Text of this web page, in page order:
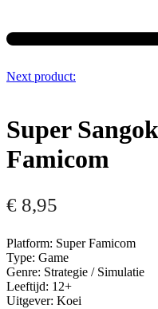
Next product:
Super
Famicom
€ 8,95
Platform: Super Famicom
Type: Game
Genre: Strategie / Simulatie
Leeftijd: 12+
Uitgever: Koei